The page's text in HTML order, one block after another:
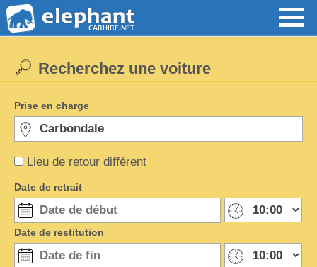
Lieu de retour différent
Recherchez une voiture
Prise en charge
Date de retrait
Date de restitution